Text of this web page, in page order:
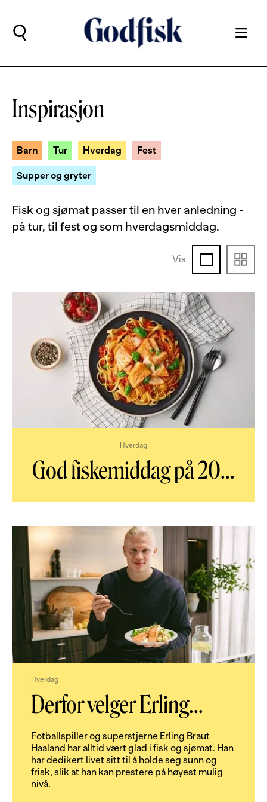
Inspirasjon
Barn Tur Hverdag Fest
Supper og gryter
Fisk og sjømat passer til en hver anledning -
på tur, til fest og som hverdagsmiddag.
Vis
Hverdag
God fiskemiddag på 20...
Hverdag
Derfor velger Erling...
Fotballspiller og superstjerne Erling Braut
Haaland har alltid vært glad i fisk og sjømat. Han
har dedikert livet sitt til å holde seg sunn og
frisk, slik at han kan prestere på høyest mulig
nivå.